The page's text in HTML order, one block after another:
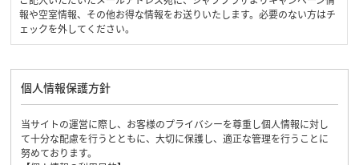
報や空室情報、その他お得な情報をお送りいたします。必要のない方はチ
ェックを外してください。
個人情報保護方針
当サイトの運営に際し、お客様のプライバシーを尊重し個人情報に対し
て十分な配慮を行うとともに、大切に保護し、適正な管理を行うことに
努めております。